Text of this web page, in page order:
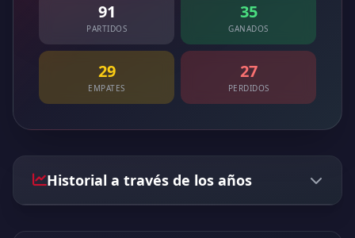
91
PARTIDOS
35
GANADOS
29
EMPATES
27
PERDIDOS
Historial a través de los años